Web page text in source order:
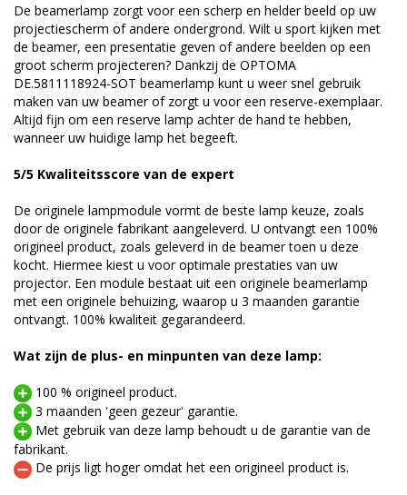
De beamerlamp zorgt voor een scherp en helder beeld op uw
projectiescherm of andere ondergrond. Wilt u sport kijken met
de beamer, een presentatie geven of andere beelden op een
groot scherm projecteren? Dankzij de OPTOMA
DE.5811118924-SOT beamerlamp kunt u weer snel gebruik
maken van uw beamer of zorgt u voor een reserve-exemplaar.
Altijd fijn om een reserve lamp achter de hand te hebben,
wanneer uw huidige lamp het begeeft.
5/5 Kwaliteitsscore van de expert
De originele lampmodule vormt de beste lamp keuze, zoals
door de originele fabrikant aangeleverd. U ontvangt een 100%
origineel product, zoals geleverd in de beamer toen u deze
kocht. Hiermee kiest u voor optimale prestaties van uw
projector. Een module bestaat uit een originele beamerlamp
met een originele behuizing, waarop u 3 maanden garantie
ontvangt. 100% kwaliteit gegarandeerd.
Wat zijn de plus- en minpunten van deze lamp:
100 % origineel product.
3 maanden 'geen gezeur' garantie.
Met gebruik van deze lamp behoudt u de garantie van de
fabrikant.
De prijs ligt hoger omdat het een origineel product is.